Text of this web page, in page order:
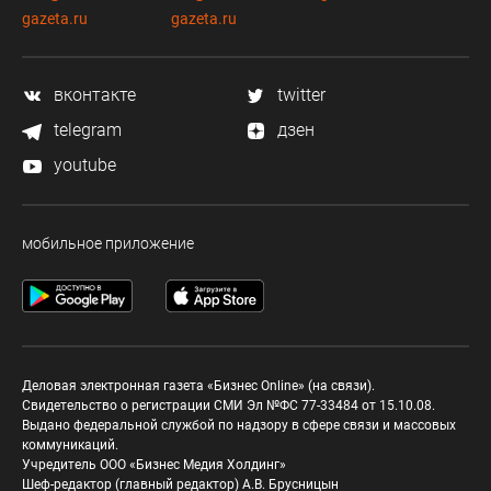
gazeta.ru
gazeta.ru
вконтакте
twitter
telegram
дзен
youtube
мобильное приложение
Деловая электронная газета «Бизнес Online» (на связи).
Свидетельство о регистрации СМИ Эл №ФС 77-33484 от 15.10.08.
Выдано федеральной службой по надзору в сфере связи и массовых
коммуникаций.
Учредитель ООО «Бизнес Медия Холдинг»
Шеф-редактор (главный редактор) А.В. Брусницын